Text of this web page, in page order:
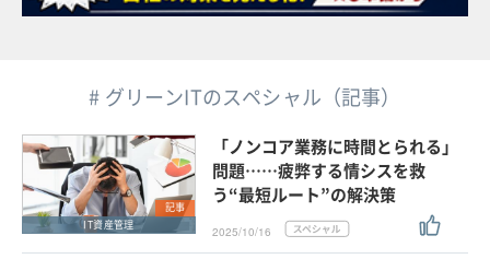
# グリーンITのスペシャル（記事）
記事
IT資産管理
「ノンコア業務に時間とられる」
問題……疲弊する情シスを救
う“最短ルート”の解決策
2025/10/16